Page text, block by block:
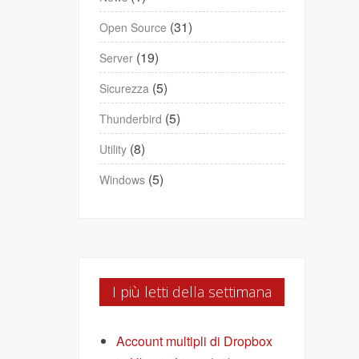
Open Source (31)
Server (19)
Sicurezza (5)
Thunderbird (5)
Utility (8)
Windows (5)
I più letti della settimana
Account multipli di Dropbox